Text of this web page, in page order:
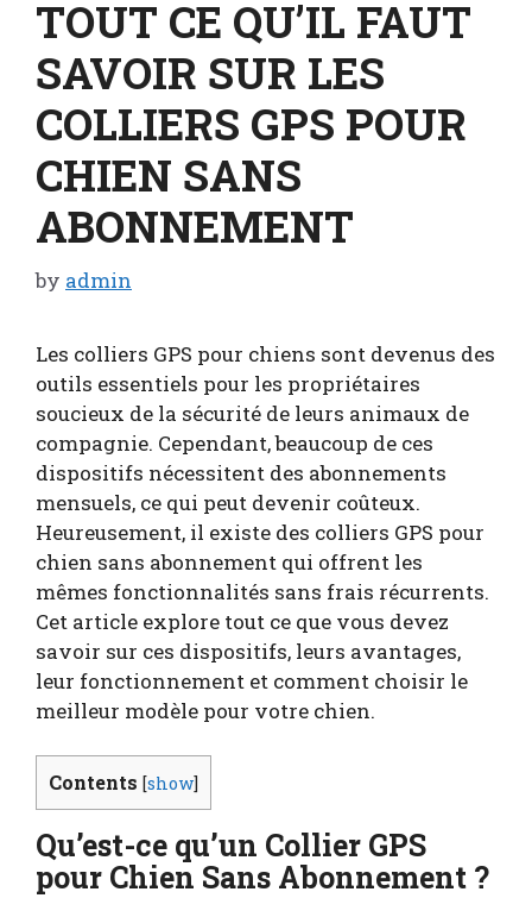
TOUT CE QU’IL FAUT
SAVOIR SUR LES
COLLIERS GPS POUR
CHIEN SANS
ABONNEMENT
by admin
Les colliers GPS pour chiens sont devenus des
outils essentiels pour les propriétaires
soucieux de la sécurité de leurs animaux de
compagnie. Cependant, beaucoup de ces
dispositifs nécessitent des abonnements
mensuels, ce qui peut devenir coûteux.
Heureusement, il existe des colliers GPS pour
chien sans abonnement qui offrent les
mêmes fonctionnalités sans frais récurrents.
Cet article explore tout ce que vous devez
savoir sur ces dispositifs, leurs avantages,
leur fonctionnement et comment choisir le
meilleur modèle pour votre chien.
Contents [show]
Qu’est-ce qu’un Collier GPS
pour Chien Sans Abonnement ?